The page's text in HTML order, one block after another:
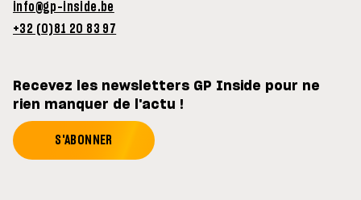
info@gp-inside.be
+32 (0)81 20 83 97
Recevez les newsletters GP Inside pour ne
rien manquer de l'actu !
S'ABONNER